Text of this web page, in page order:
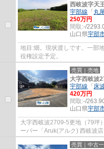
西岐波字天
宇部線 「 丸
250万円
間取:-/
山口県宇部
地目:畑。現状渡しです。一部
役権設定予定。
売買｜売地
大字西岐波
宇部線 「 床
420万円
間取:-/
山口県宇部
大字西岐波2709-5更地（79坪
ーパー「Aruk(アルク) 西岐波
楽になりやすい平坦地です。
売買｜中古